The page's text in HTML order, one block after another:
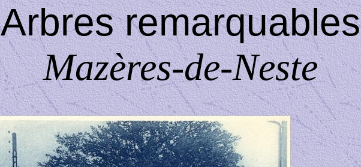
Arbres remarquables
Mazères-de-Neste